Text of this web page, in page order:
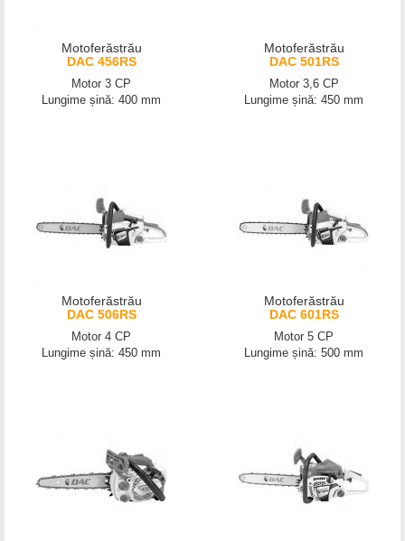
Motoferăstrău
DAC 456RS
Motor 3 CP
Lungime șină: 400 mm
Motoferăstrău
DAC 501RS
Motor 3,6 CP
Lungime șină: 450 mm
Motoferăstrău
DAC 506RS
Motor 4 CP
Lungime șină: 450 mm
Motoferăstrău
DAC 601RS
Motor 5 CP
Lungime șină: 500 mm